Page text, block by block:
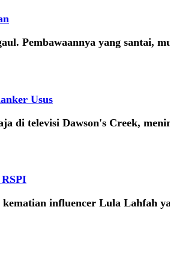
Pembawaannya yang santai,
Usus
di televisi Dawson's Creek,
kematian influencer Lula Lahfah